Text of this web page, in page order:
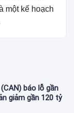
một kế hoạch
báo lỗ gần
giảm gần 120 tỷ